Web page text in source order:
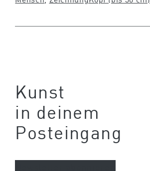
Kunst
in deinem
Posteingang